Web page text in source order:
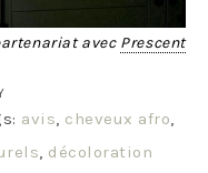
avec Prescent
avis, cheveux afro,
, décoloration